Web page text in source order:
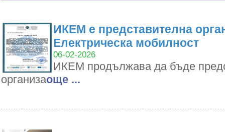
ИКЕМ е представителна
Електрическа мобилност
06-02-2026
ИКЕМ продължава да бъде
организаoще ...